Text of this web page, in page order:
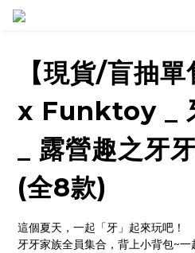
【現貨/盲抽
x Funktoy _
_ 露營趣之牙
(全8款)
這個夏天，一起「牙」起來玩吧！
牙牙家族全員集合，背上小背包~一